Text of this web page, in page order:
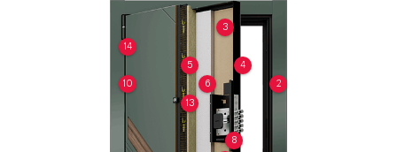
2
3
4
5
6
8
10
13
14